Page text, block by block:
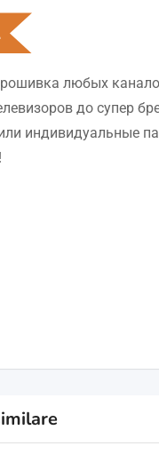
любых
до супер
индивидуальные